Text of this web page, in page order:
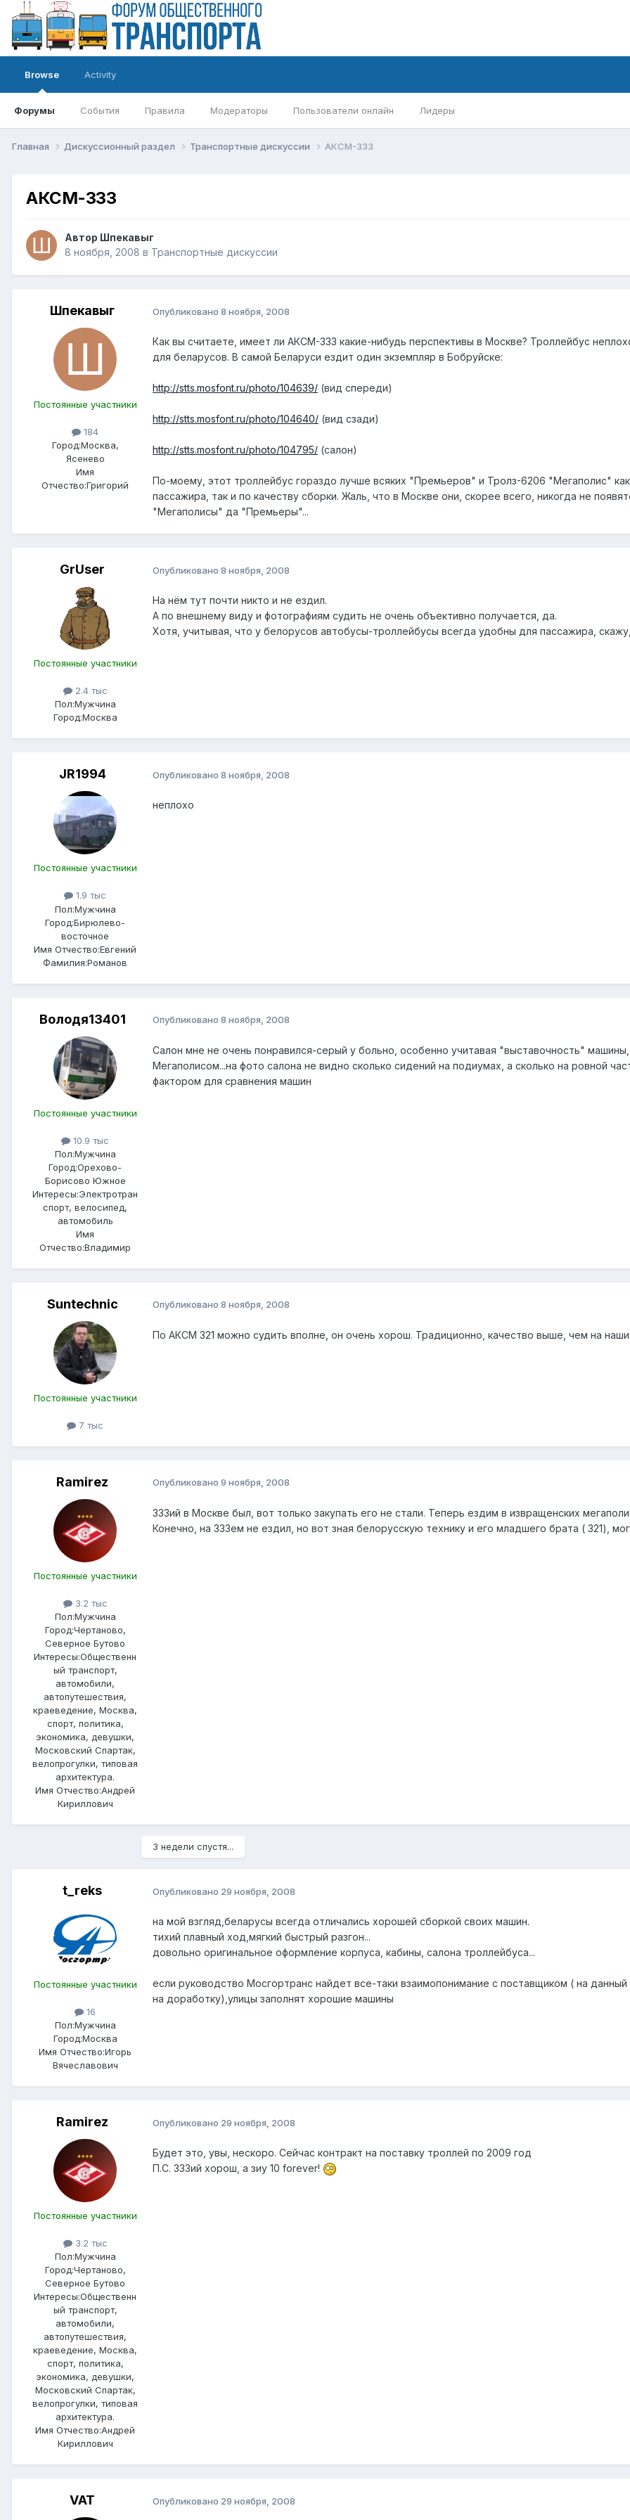
Browse
Форумы События Правила Модераторы Пользователи онлайн Лидеры
Activity
Главная Дискуссионный раздел Транспортные дискуссии АКСМ-333
АКСМ-333
Автор Шпекавыг
8 ноября, 2008 в Транспортные дискуссии
Шпекавыг
Постоянные участники
184
Город:Москва,
Ясенево
Имя
Отчество:Григорий
Опубликовано 8 ноября, 2008
Как вы считаете, имеет ли АКСМ-333 какие-нибудь перспективы в Москве? Троллейбус
для беларусов. В самой Беларуси ездит один экземпляр в Бобруйске:
http://stts.mosfont.ru/photo/104639/ (вид спереди)
http://stts.mosfont.ru/photo/104640/ (вид сзади)
http://stts.mosfont.ru/photo/104795/ (салон)
По-моему, этот троллейбус гораздо лучше всяких "Премьеров" и Тролз-6206 "Мегаполис"
пассажира, так и по качеству сборки. Жаль, что в Москве они, скорее всего, никогда не
"Мегаполисы" да "Премьеры"...
GrUser
Постоянные участники
2.4 тыс
Пол:Мужчина
Город:Москва
Опубликовано 8 ноября, 2008
На нём тут почти никто и не ездил.
А по внешнему виду и фотографиям судить не очень объективно получается, да.
Хотя, учитывая, что у белорусов автобусы-троллейбусы всегда удобны для пассажира,
JR1994
Постоянные участники
1.9 тыс
Пол:Мужчина
Город:Бирюлево-
восточное
Имя Отчество:Евгений
Фамилия:Романов
Опубликовано 8 ноября, 2008
неплохо
Володя13401
Постоянные участники
10.9 тыс
Пол:Мужчина
Город:Орехово-
Борисово Южное
Интересы:Электротран
спорт, велосипед,
автомобиль
Имя
Отчество:Владимир
Опубликовано 8 ноября, 2008
Салон мне не очень понравился-серый у больно, особенно учитавая "выставочность"
Мегаполисом...на фото салона не видно сколько сидений на подиумах, а сколько на ровной
фактором для сравнения машин
Suntechnic
Постоянные участники
7 тыс
Опубликовано 8 ноября, 2008
По АКСМ 321 можно судить вполне, он очень хорош. Традиционно, качество выше, чем на
Ramirez
Постоянные участники
3.2 тыс
Пол:Мужчина
Город:Чертаново,
Северное Бутово
Интересы:Общественн
ый транспорт,
автомобили,
автопутешествия,
краеведение, Москва,
спорт, политика,
экономика, девушки,
Московский Спартак,
велопрогулки, типовая
архитектура.
Имя Отчество:Андрей
Кириллович
Опубликовано 9 ноября, 2008
333ий в Москве был, вот только закупать его не стали. Теперь ездим в извращенских
Конечно, на 333ем не ездил, но вот зная белорусскую технику и его младшего брата ( 321),
3 недели спустя...
t_reks
Постоянные участники
16
Пол:Мужчина
Город:Москва
Имя Отчество:Игорь
Вячеславович
Опубликовано 29 ноября, 2008
на мой взгляд,беларусы всегда отличались хорошей сборкой своих машин.
тихий плавный ход,мягкий быстрый разгон...
довольно оригинальное оформление корпуса, кабины, салона троллейбуса...
если руководство Мосгортранс найдет все-таки взаимопонимание с поставщиком ( на
на доработку),улицы заполнят хорошие машины
Ramirez
Постоянные участники
3.2 тыс
Пол:Мужчина
Город:Чертаново,
Северное Бутово
Интересы:Общественн
ый транспорт,
автомобили,
автопутешествия,
краеведение, Москва,
спорт, политика,
экономика, девушки,
Московский Спартак,
велопрогулки, типовая
архитектура.
Имя Отчество:Андрей
Кириллович
Опубликовано 29 ноября, 2008
Будет это, увы, нескоро. Сейчас контракт на поставку троллей по 2009 год
П.С. 333ий хорош, а зиу 10 forever!
VAT Опубликовано 29 ноября, 2008